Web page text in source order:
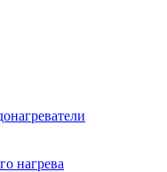
нагрева